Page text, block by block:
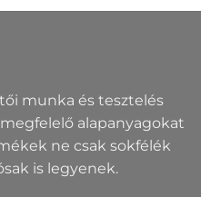
munka és tesztelés
alapanyagokat
ne csak sokfélék
is legyenek.